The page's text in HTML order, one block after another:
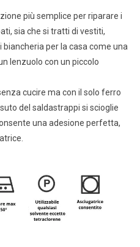
più semplice per riparare i
sia che si tratti di vestiti,
per la casa come una
lenzuolo con un piccolo
cucire ma con il solo ferro
del saldastrappi si scioglie
una adesione perfetta,